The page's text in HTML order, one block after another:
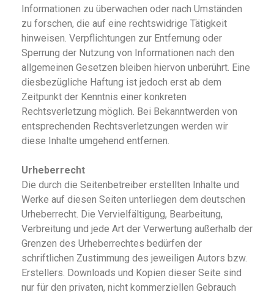
Informationen zu überwachen oder nach Umständen
zu forschen, die auf eine rechtswidrige Tätigkeit
hinweisen. Verpflichtungen zur Entfernung oder
Sperrung der Nutzung von Informationen nach den
allgemeinen Gesetzen bleiben hiervon unberührt. Eine
diesbezügliche Haftung ist jedoch erst ab dem
Zeitpunkt der Kenntnis einer konkreten
Rechtsverletzung möglich. Bei Bekanntwerden von
entsprechenden Rechtsverletzungen werden wir
diese Inhalte umgehend entfernen.
Urheberrecht
Die durch die Seitenbetreiber erstellten Inhalte und
Werke auf diesen Seiten unterliegen dem deutschen
Urheberrecht. Die Vervielfältigung, Bearbeitung,
Verbreitung und jede Art der Verwertung außerhalb der
Grenzen des Urheberrechtes bedürfen der
schriftlichen Zustimmung des jeweiligen Autors bzw.
Erstellers. Downloads und Kopien dieser Seite sind
nur für den privaten, nicht kommerziellen Gebrauch